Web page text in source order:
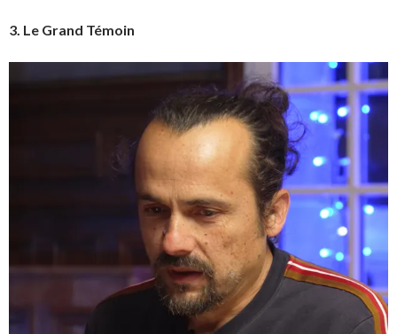
3. Le Grand Témoin